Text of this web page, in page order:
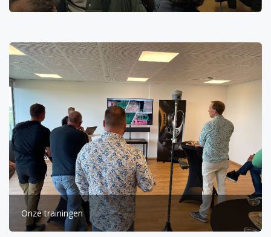
Onze trainingen